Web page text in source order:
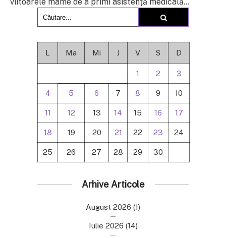
viitoarele mame de a primi asistență medicală...
L Ma Mi J V S D
1 2 3
4 5 6 7 8 9 10
11 12 13 14 15 16 17
18 19 20 21 22 23 24
25 26 27 28 29 30
Arhive Articole
August 2026 (1)
Iulie 2026 (14)